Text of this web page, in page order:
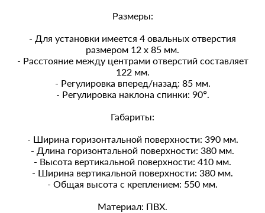
Размеры:
- Для установки имеется 4 овальных отверстия
размером 12 х 85 мм.
- Расстояние между центрами отверстий составляет
122 мм.
- Регулировка вперед/назад: 85 мм.
- Регулировка наклона спинки: 90°.
Габариты:
- Ширина горизонтальной поверхности: 390 мм.
- Длина горизонтальной поверхности: 380 мм.
- Высота вертикальной поверхности: 410 мм.
- Ширина вертикальной поверхности: 380 мм.
- Общая высота с креплением: 550 мм.
Материал: ПВХ.